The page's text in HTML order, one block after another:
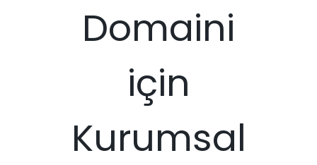
Domaini
için
Kurumsal